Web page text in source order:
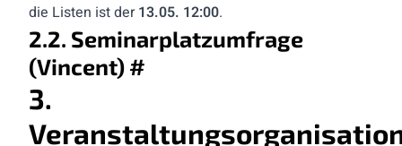
die Listen ist der13.05. 12:00.
2.2. Seminarplatzumfrage
(Vincent) #
3.